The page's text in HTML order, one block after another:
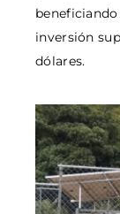
inversión
dólares.